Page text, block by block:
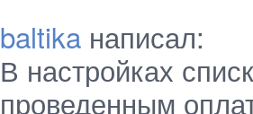
baltika написал:
В настройках
проведенным